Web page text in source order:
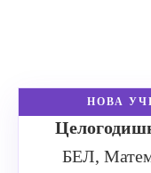
НОВА
БЕЛ,